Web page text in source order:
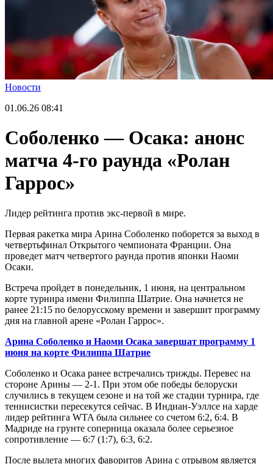
Новости
01.06.26 08:41
Соболенко — Осака: анонс
матча 4-го раунда «Ролан
Гаррос»
Лидер рейтинга против экс-первой в мире.
Первая ракетка мира Арина Соболенко поборется за выход в
четвертьфинал Открытого чемпионата Франции. Она
проведет матч четвертого раунда против японки Наоми
Осаки.
Встреча пройдет в понедельник, 1 июня, на центральном
корте турнира имени Филиппа Шатрие. Она начнется не
ранее 21:15 по белорусскому времени и завершит программу
дня на главной арене «Ролан Гаррос».
Арина Соболенко и Наоми Осака завершат программу 1
июня на корте Филиппа Шатрие
Соболенко и Осака ранее встречались трижды. Перевес на
стороне Арины — 2-1. При этом обе победы белоруски
случились в текущем сезоне и на той же стадии турнира, где
теннисистки пересекутся сейчас. В Индиан-Уэллсе на харде
лидер рейтинга WTA была сильнее со счетом 6:2, 6:4. В
Мадриде на грунте соперница оказала более серьезное
сопротивление — 6:7 (1:7), 6:3, 6:2.
После вылета многих фаворитов Арина с отрывом является